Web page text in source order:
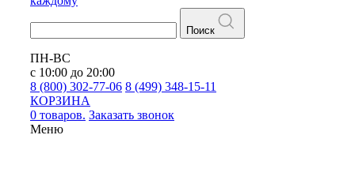
Поиск
ПН-ВС
с 10:00 до 20:00
8 (800) 302-77-06 8 (499) 348-15-11
КОРЗИНА
0 товаров. Заказать звонок
Меню